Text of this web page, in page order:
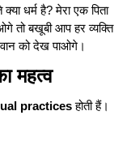
धर्म है? मेरा एक पिता
तो बखूबी आप हर व्यक्ति
को देख पाओगे।
महत्व
practicesहोती हैं।